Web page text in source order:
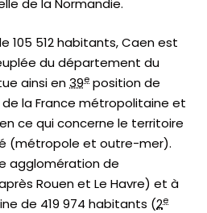
de la Normandie.
105 512 habitants, Caen est
du département du
ainsi en39e position de
la France métropolitaine et
ce qui concerne le territoire
(métropole et outre-mer).
agglomération de
Rouen et Le Havre) et à
de 419 974 habitants (2e